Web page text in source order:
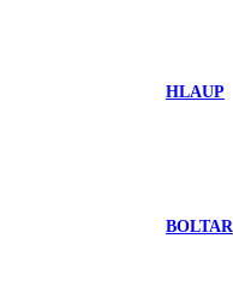
HLAUP
BOLTAR